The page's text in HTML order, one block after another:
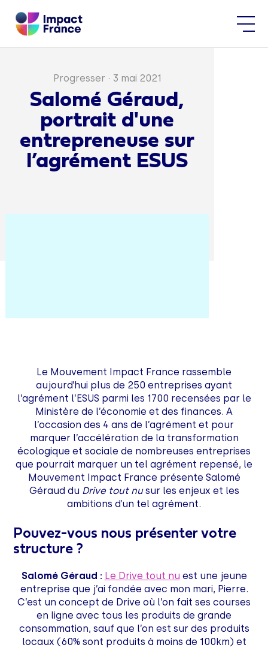
Progresser · 3 mai 2021
Salomé Géraud,
portrait d'une
entrepreneuse sur
l’agrément ESUS
Le Mouvement Impact France rassemble
aujourd’hui plus de 250 entreprises ayant
l’agrément l’ESUS parmi les 1700 recensées par le
Ministère de l’économie et des finances. A
l’occasion des 4 ans de l’agrément et pour
marquer l’accélération de la transformation
écologique et sociale de nombreuses entreprises
que pourrait marquer un tel agrément repensé, le
Mouvement Impact France présente Salomé
Géraud du Drive tout nusur les enjeux et les
ambitions d’un tel agrément.
Pouvez-vous nous présenter votre
structure ?
Salomé Géraud : Le Drive tout nu est une jeune
entreprise que j’ai fondée avec mon mari, Pierre.
C’est un concept de Drive où l’on fait ses courses
en ligne avec tous les produits de grande
consommation, sauf que l’on est sur des produits
locaux (60% sont produits à moins de 100km) et